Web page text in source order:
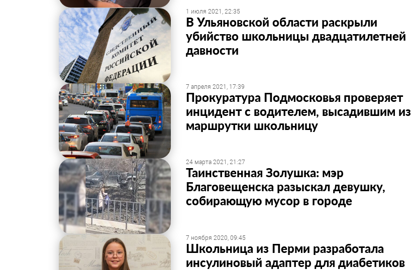
1 июля 2021, 22:35
В Ульяновской области раскрыли
убийство школьницы двадцатилетней
давности
7 апреля 2021, 17:39
Прокуратура Подмосковья проверяет
инцидент с водителем, высадившим из
маршрутки школьницу
24 марта 2021, 21:27
Таинственная Золушка: мэр
Благовещенска разыскал девушку,
собирающую мусор в городе
7 ноября 2020, 09:45
Школьница из Перми разработала
инсулиновый адаптер для диабетиков